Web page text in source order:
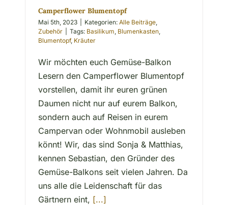
Camperflower Blumentopf
Mai 5th, 2023 Kategorien:Alle Beiträge
Zubehör
Tags: Basilikum Blumenkasten
Blumentopf, Kräuter
Wir möchten euch Gemüse-Balkon
Lesern den Camperflower Blumentopf
vorstellen, damit ihr euren grünen
Daumen nicht nur auf eurem Balkon,
sondern auch auf Reisen in eurem
Campervan oder Wohnmobil ausleben
könnt! Wir, das sind Sonja & Matthias,
kennen Sebastian, den Gründer des
Gemüse-Balkons seit vielen Jahren. Da
uns alle die Leidenschaft für das
Gärtnern eint, [...]